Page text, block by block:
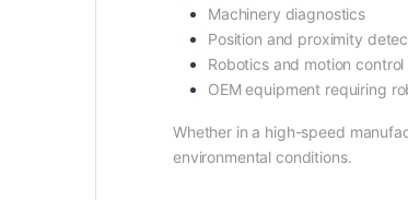
Machinery diagnostics
Position and proximity
Robotics and motion control
OEM equipment requiring
Whether in a high-speed
environmental conditions.